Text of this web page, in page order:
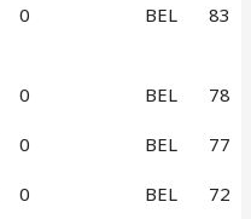
0 BEL 83
0 BEL 78
0 BEL 77
0 BEL 72